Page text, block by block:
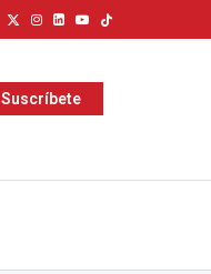
Suscríbete